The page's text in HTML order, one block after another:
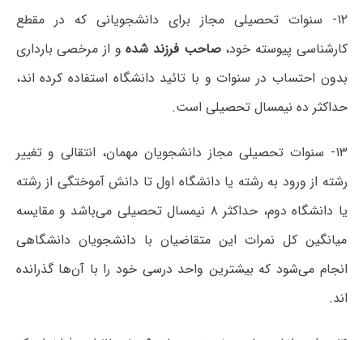
۱۲- سنوات تحصیلی مجاز برای دانشجویانی که در مقطع
کارشناسی پیوسته خود،صاحب فرزند شدهو از مرخصی بارداری
بدون احتساب در سنوات و با تائید دانشگاه استفاده کرده اند،
حداکثر ده نیمسال تحصیلی است.
۱۳- سنوات تحصیلی مجاز دانشجویان مهمان، انتقالی و تغییر
رشته از ورود به رشته یا دانشگاه اول تا دانش آموختگی از رشته
یا دانشگاه دوم، حداکثر ۸ نیمسال تحصیلی می‌باشد و مقایسه
میانگین کل نمرات این متقاضیان با دانشجویان دانشگاهی
انجام می‌شود که بیشترین واحد درسی خود را با آن‌ها گذرانده
اند.